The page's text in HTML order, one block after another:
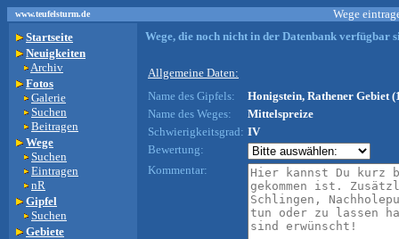
www.teufelsturm.de
Wege
Startseite
Neuigkeiten
Archiv
Fotos
Galerie
Suchen
Beitragen
Wege
Suchen
Eintragen
nR
Gipfel
Suchen
Gebiete
Wege, die noch nicht in der Datenbank verfügbar
Allgemeine Daten:
Name des Gipfels:
Honigstein, Rathener Gebiet
Name des Weges:
Mittelspreize
Schwierigkeitsgrad: IV
Bewertung:
Kommentar: